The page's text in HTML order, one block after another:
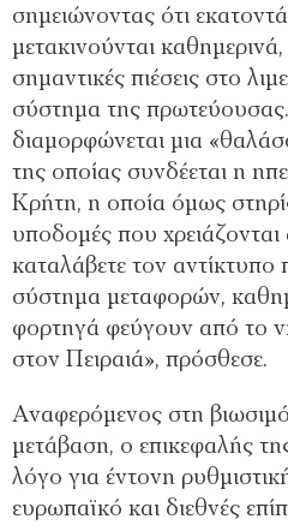
σημειώνοντας ότι
μετακινούνται
σημαντικές πιέσεις στο
σύστημα της
διαμορφώνεται μια
της οποίας συνδέεται η
Κρήτη, η οποία όμως
υποδομές που
καταλάβετε τον αντίκτυπο
σύστημα μεταφορών,
φορτηγά φεύγουν από το
στον Πειραιά», πρόσθεσε.
Αναφερόμενος στη
μετάβαση, ο επικεφαλής
λόγο για έντονη
ευρωπαϊκό και διεθνές